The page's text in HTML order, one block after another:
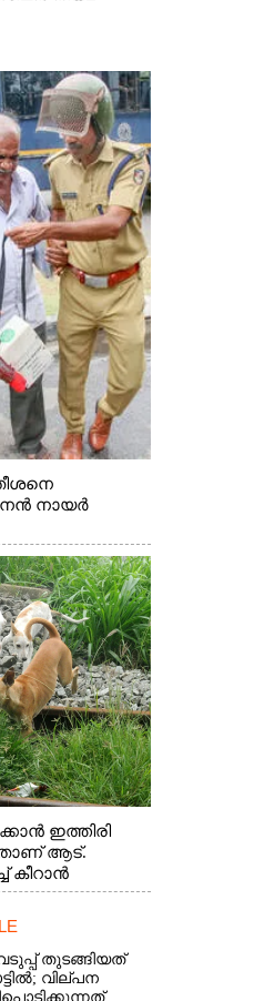
നായർ
ഇത്തിരി
ആട്.
കീറാൻ
മറന്ന്
കാഴ്ച
തുടങ്ങിയത്
വില്പന